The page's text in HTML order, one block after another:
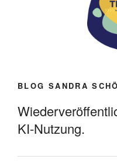
BLOG SANDRA
KI-Nutzung.